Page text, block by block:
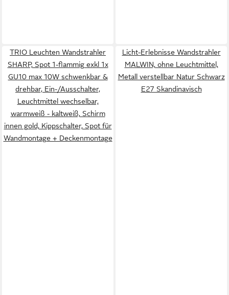
TRIO Leuchten Wandstrahler
SHARP, Spot 1-flammig exkl 1x
GU10 max 10W schwenkbar &
drehbar, Ein-/Ausschalter,
Leuchtmittel wechselbar,
warmweiß - kaltweiß, Schirm
innen gold, Kippschalter, Spot für
Wandmontage + Deckenmontage
Licht-Erlebnisse Wandstrahler
MALWIN, ohne Leuchtmittel,
Metall verstellbar Natur Schwarz
E27 Skandinavisch